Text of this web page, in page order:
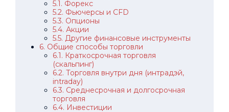
5.1. Форекс
5.2. Фьючерсы и CFD
5.3. Опционы
5.4. Акции
5.5. Другие финансовые инструменты
6. Общие способы торговли
6.1. Краткосрочная торговля
(скальпинг)
6.2. Торговля внутри дня (интрадэй,
intraday)
6.3. Среднесрочная и долгосрочная
торговля
6.4. Инвестиции